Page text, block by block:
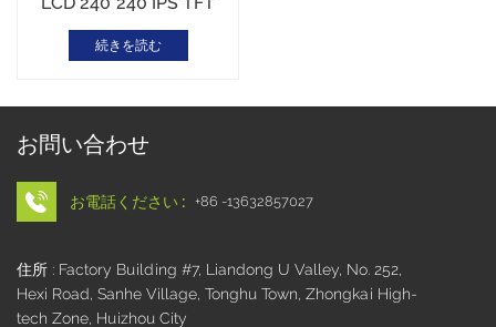
MCUインターフェースス
マートウォッチディスプ
続きを読む
お問い合わせ
お電話ください : +86 -13632857027
住所 : Factory Building #7, Liandong U Valley, No. 252,
Hexi Road, Sanhe Village, Tonghu Town, Zhongkai High-
tech Zone, Huizhou City